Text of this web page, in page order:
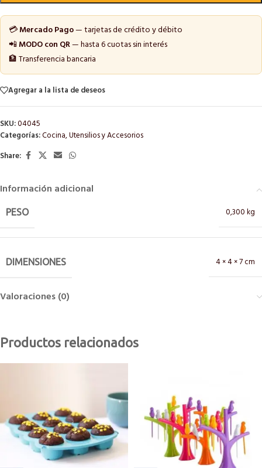
💳Mercado Pago— tarjetas de crédito y débito
📲MODO con QR— hasta 6 cuotas sin interés
🏦 Transferencia bancaria
Agregar a la lista de deseos
SKU:04045
Categorías:Cocina,Utensilios y Accesorios
Share:
Información adicional
PESO 0,300 kg
DIMENSIONES 4 × 4 × 7 cm
Valoraciones (0)
Productos relacionados